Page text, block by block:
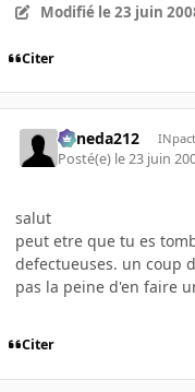
Modifié le 23 juin
Citer
keneda212
Posté(e) le 23 juin
salut
peut etre que tu es
defectueuses. un coup
pas la peine d'en faire
Citer